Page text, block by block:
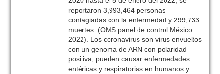
reportaron 3,993,464 personas
contagiadas con la enfermedad y 299,733
muertes. (OMS panel de control México,
2022). Los coronavirus son virus envueltos
con un genoma de ARN con polaridad
positiva, pueden causar enfermedades
entéricas y respiratorias en humanos y